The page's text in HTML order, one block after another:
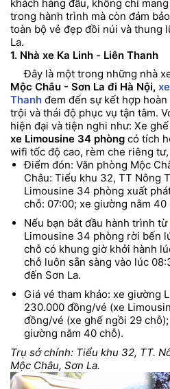
khách hàng đầu, không chỉ
trong hành trình mà còn đảm
toàn bộ vẻ đẹp đồi núi và thung
La.
1. Nhà xe Ka Linh - Liên Thanh
Đây là một trong những nhà
Mộc Châu - Sơn La đi Hà Nội,
Thanh đem đến sự kết hợp
trội và thái độ phục vụ tận tâm.
hiện đại và tiện nghi như: Xe
xe Limousine 34 phòng có tích
wifi tốc độ cao, rèm che riêng
Điểm đón: Văn phòng Mộc
Châu: Tiểu khu 32, TT Nông
Limousine 34 phòng xuất
chỗ: 07:00; xe giường nằm 40
Nếu bạn bắt đầu hành trình từ
Limousine 34 phòng rời bến
chỗ có khung giờ khởi hành
chỗ luôn sẵn sàng vào lúc
đến Sơn La.
Giá vé tham khảo: xe giường
230.000 đồng/vé (xe
đồng/vé (xe ghế ngồi 29
giường nằm 40 chỗ).
Trụ sở chính: Tiểu khu 32, TT.
Mộc Châu, Sơn La.